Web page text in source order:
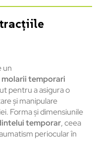
un
temporari
pentru a asigura o
și manipulare
Forma și dimensiunile
temporar, ceea
periocular în